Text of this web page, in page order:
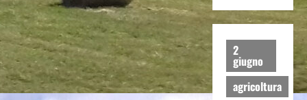
2
giugno
agricoltura